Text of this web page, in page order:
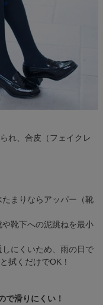
れ、合皮（フェイクレ
まりならアッパー（靴
靴下への泥跳ねを最小
にくいため、雨の日で
拭くだけでOK！
で滑りにくい！